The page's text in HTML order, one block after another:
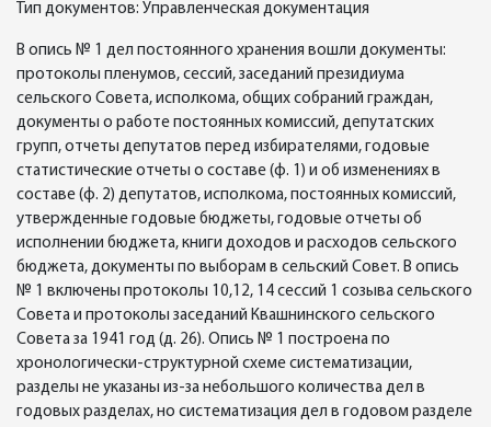
Тип документов: Управленческая документация
В опись № 1 дел постоянного хранения вошли документы:
протоколы пленумов, сессий, заседаний президиума
сельского Совета, исполкома, общих собраний граждан,
документы о работе постоянных комиссий, депутатских
групп, отчеты депутатов перед избирателями, годовые
статистические отчеты о составе (ф. 1) и об изменениях в
составе (ф. 2) депутатов, исполкома, постоянных комиссий,
утвержденные годовые бюджеты, годовые отчеты об
исполнении бюджета, книги доходов и расходов сельского
бюджета, документы по выборам в сельский Совет. В опись
№ 1 включены протоколы 10,12, 14 сессий 1 созыва сельского
Совета и протоколы заседаний Квашнинского сельского
Совета за 1941 год (д. 26). Опись № 1 построена по
хронологически-структурной схеме систематизации,
разделы не указаны из-за небольшого количества дел в
годовых разделах, но систематизация дел в годовом разделе